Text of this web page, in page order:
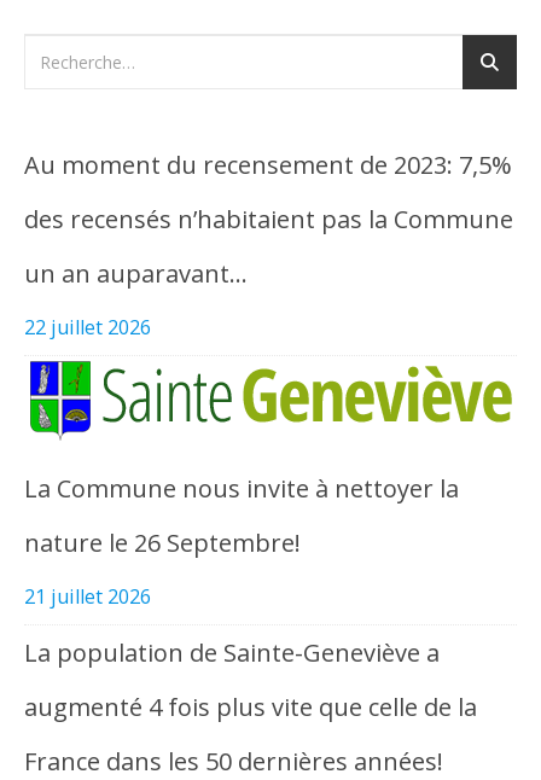
Au moment du recensement de 2023: 7,5%
des recensés n’habitaient pas la Commune
un an auparavant…
22 juillet 2026
La Commune nous invite à nettoyer la
nature le 26 Septembre!
21 juillet 2026
La population de Sainte-Geneviève a
augmenté 4 fois plus vite que celle de la
France dans les 50 dernières années!